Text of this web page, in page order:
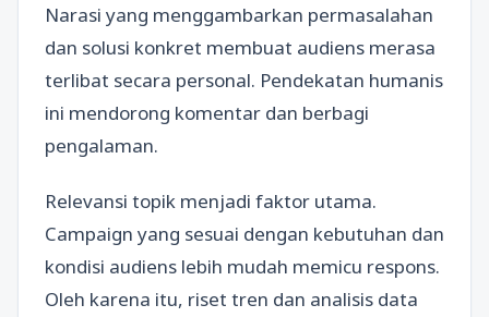
Narasi yang menggambarkan permasalahan
dan solusi konkret membuat audiens merasa
terlibat secara personal. Pendekatan humanis
ini mendorong komentar dan berbagi
pengalaman.
Relevansi topik menjadi faktor utama.
Campaign yang sesuai dengan kebutuhan dan
kondisi audiens lebih mudah memicu respons.
Oleh karena itu, riset tren dan analisis data